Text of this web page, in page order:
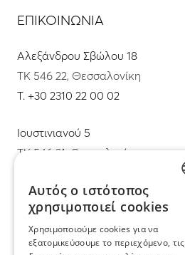
ΕΠΙΚΟΙΝΩΝΙΑ
Αλεξάνδρου Σβώλου 18
ΤΚ 546 22, Θεσσαλονίκη
T. +30 2310 22 00 02
Ιουστινιανού 5
ΤΚ 546 31, Θεσσαλονίκη
info@mimadastimargarita.gr
ΕΞΥΠΗΡΕΤΗΣΗ ΠΕΛΑΤΩΝ
Αυτός ο ιστότοπος
χρησιμοποιεί cookies
Χρησιμοποιούμε cookies για να
εξατομικεύσουμε το περιεχόμενο, τις